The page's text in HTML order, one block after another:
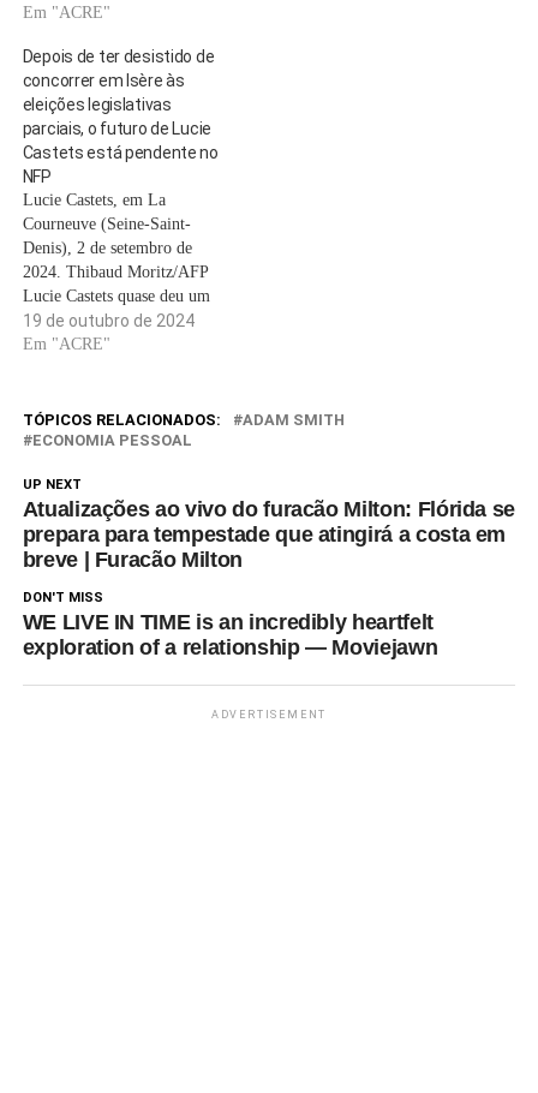
PAVAN/HANS LUCAS VIA
turno para disputar a vaga de
deputado do primeiro círculo
eleitoral de Isère: os
candidatos da…
Em "ACRE"
Depois de ter desistido de
concorrer em Isère às
eleições legislativas
parciais, o futuro de Lucie
Castets está pendente no
NFP
Lucie Castets, em La
Courneuve (Seine-Saint-
Denis), 2 de setembro de
2024. Thibaud Moritz/AFP
Lucie Castets quase deu um
novo rumo à sua carreira:
tornou-se deputada por
France insoumise (LFI) Hugo
Prevost, acusado de violência
sua próxima renúncia. O
candidato…
19 de outubro de 2024
Em "ACRE"
TÓPICOS RELACIONADOS:
ADAM SMITH
ECONOMIA PESSOAL
UP NEXT
Atualizações ao vivo do furacão Milton: Flórida se
prepara para tempestade que atingirá a costa em
breve | Furacão Milton
DON'T MISS
WE LIVE IN TIME is an incredibly heartfelt
exploration of a relationship — Moviejawn
ADVERTISEMENT